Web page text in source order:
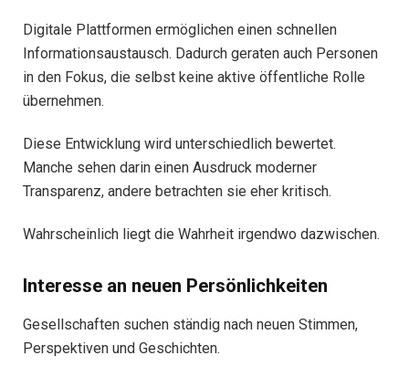
Digitale Plattformen ermöglichen einen schnellen
Informationsaustausch. Dadurch geraten auch Personen
in den Fokus, die selbst keine aktive öffentliche Rolle
übernehmen.
Diese Entwicklung wird unterschiedlich bewertet.
Manche sehen darin einen Ausdruck moderner
Transparenz, andere betrachten sie eher kritisch.
Wahrscheinlich liegt die Wahrheit irgendwo dazwischen.
Interesse an neuen Persönlichkeiten
Gesellschaften suchen ständig nach neuen Stimmen,
Perspektiven und Geschichten.